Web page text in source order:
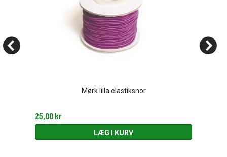
Mørk lilla elastiksnor
25,00 kr
LÆG I KURV